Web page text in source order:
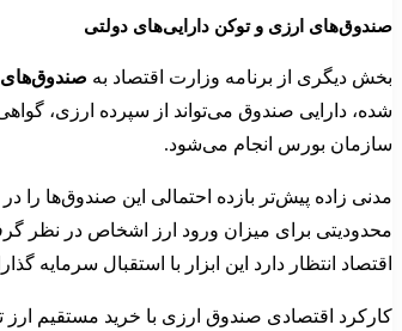
صندوق‌های ارزی و توکن دارایی‌های دولتی
بخش دیگری از برنامه وزارت اقتصاد به صندوق‌های
شده، دارایی صندوق می‌تواند از سپرده ارزی،
سازمان بورس انجام می‌شود.
محدودیتی برای میزان ورود ارز اشخاص در نظر
اقتصاد انتظار دارد این ابزار با استقبال سرمایه
کارکرد اقتصادی صندوق ارزی با خرید مستقیم